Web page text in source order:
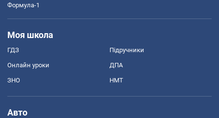
Формула-1
Моя школа
ГДЗ Підручники
Онлайн уроки ДПА
ЗНО НМТ
Авто